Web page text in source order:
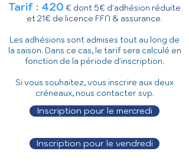
Tarif : 420 € dont 5€ d'adhésion réduite
et 21€ de licence FFN & assurance.
Les adhésions sont admises tout au long de
la saison. Dans ce cas, le tarif sera calculé en
fonction de la période d'inscription.
Si vous souhaitez, vous inscrire aux deux
créneaux, nous contacter svp.
Inscription pour le mercredi
Inscription pour le vendredi